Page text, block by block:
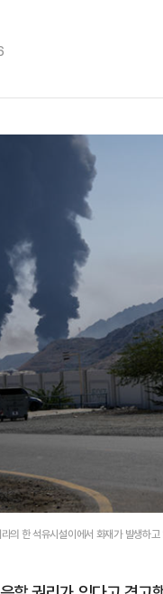
의 한 석유시설이에서 화재가 발생하